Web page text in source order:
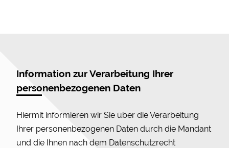
Information zur Verarbeitung Ihrer
personenbezogenen Daten
Hiermit informieren wir Sie über die Verarbeitung
Ihrer personenbezogenen Daten durch die Mandant
und die Ihnen nach dem Datenschutzrecht